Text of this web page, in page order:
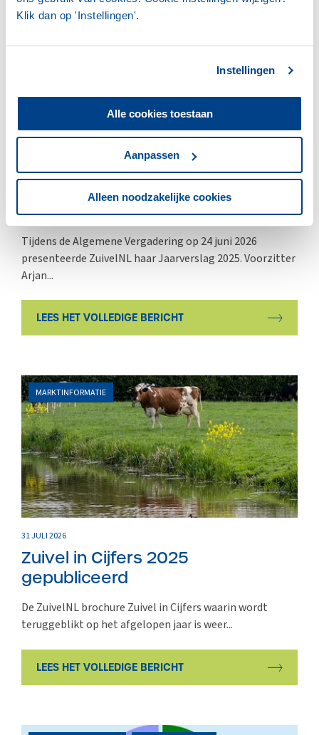
Klik dan op 'Instellingen'.
Instellingen
Alle cookies toestaan
Aanpassen
Alleen noodzakelijke cookies
25 JUNI 2026
ZuivelNL presenteert jaarverslag
2025
Tijdens de Algemene Vergadering op 24 juni 2026
presenteerde ZuivelNL haar Jaarverslag 2025. Voorzitter
Arjan...
LEES HET VOLLEDIGE BERICHT
MARKTINFORMATIE
31 JULI 2026
Zuivel in Cijfers 2025
gepubliceerd
De ZuivelNL brochure Zuivel in Cijfers waarin wordt
teruggeblikt op het afgelopen jaar is weer...
LEES HET VOLLEDIGE BERICHT